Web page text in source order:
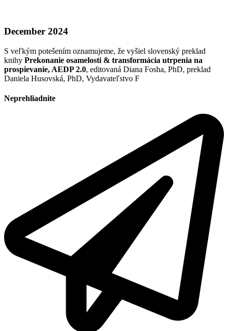
December 2024
S veľkým potešením oznamujeme, že vyšiel slovenský preklad
knihy Prekonanie osamelosti & transformácia utrpenia na
prospievanie, AEDP 2.0, editovaná Diana Fosha, PhD, preklad
Daniela Husovská, PhD, Vydavateľstvo F
Neprehliadnite